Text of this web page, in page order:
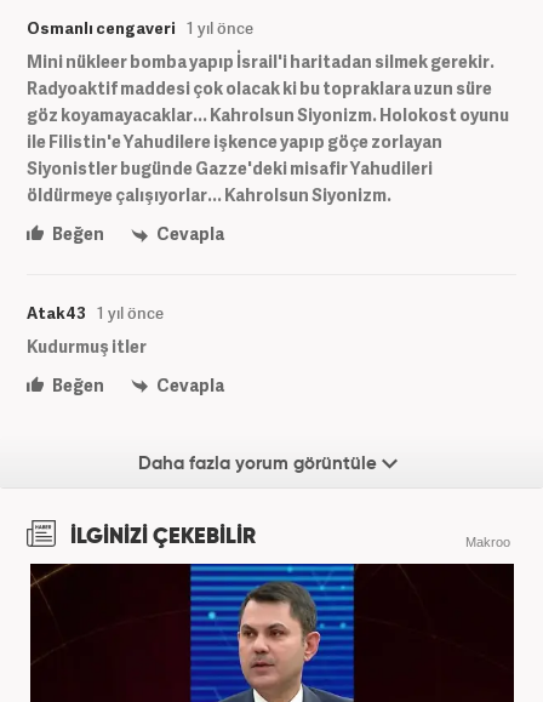
Osmanlı cengaveri 1 yıl önce
Mini nükleer bomba yapıp İsrail'i haritadan silmek gerekir.
Radyoaktif maddesi çok olacak ki bu topraklara uzun süre
göz koyamayacaklar... Kahrolsun Siyonizm. Holokost oyunu
ile Filistin'e Yahudilere işkence yapıp göçe zorlayan
Siyonistler bugünde Gazze'deki misafir Yahudileri
öldürmeye çalışıyorlar... Kahrolsun Siyonizm.
Beğen
Cevapla
Atak43 1 yıl önce
Kudurmuş itler
Beğen
Cevapla
Daha fazla yorum görüntüle
İLGİNİZİ ÇEKEBİLİR Makroo